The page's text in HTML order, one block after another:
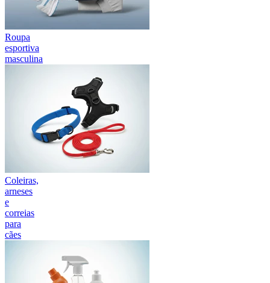
Roupa
esportiva
masculina
Coleiras,
arneses
e
correias
para
cães